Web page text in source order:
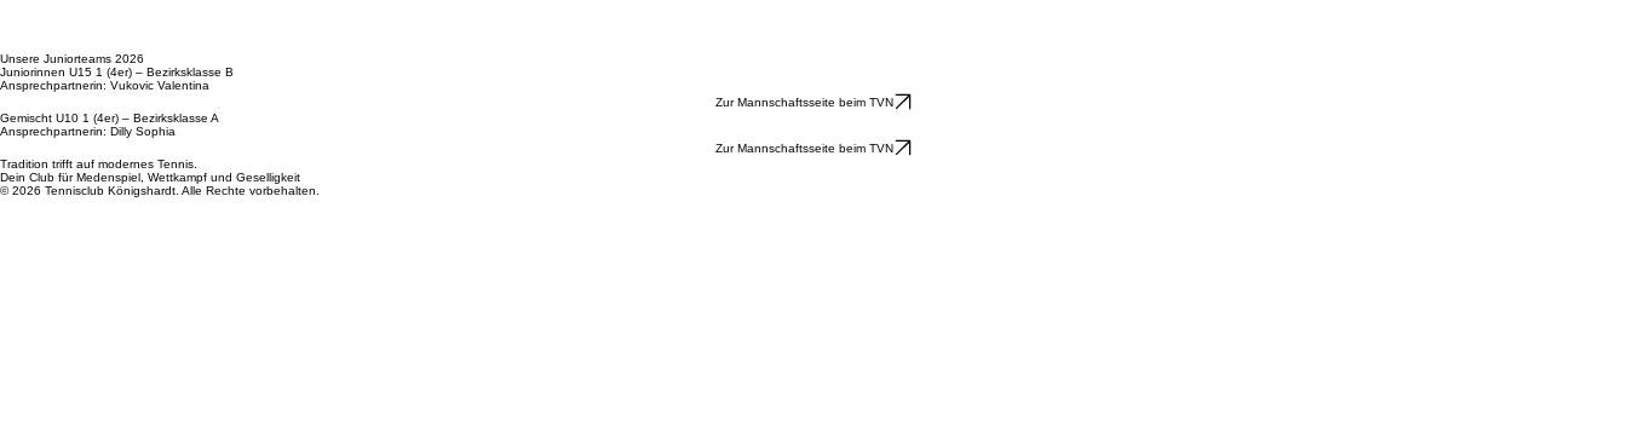
Unsere Juniorteams 2026
Juniorinnen U15 1 (4er) – Bezirksklasse B
Ansprechpartnerin: Vukovic Valentina
Zur Mannschaftsseite beim TVN
Gemischt U10 1 (4er) – Bezirksklasse A
Ansprechpartnerin: Dilly Sophia
Zur Mannschaftsseite beim TVN
Tradition trifft auf modernes Tennis.
Dein Club für Medenspiel, Wettkampf und Geselligkeit
© 2026 Tennisclub Königshardt. Alle Rechte vorbehalten.